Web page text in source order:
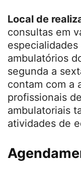
Local de
consultas em
ambulatórios
segunda a
contam com a
profissionais
ambulatoriais
atividades de